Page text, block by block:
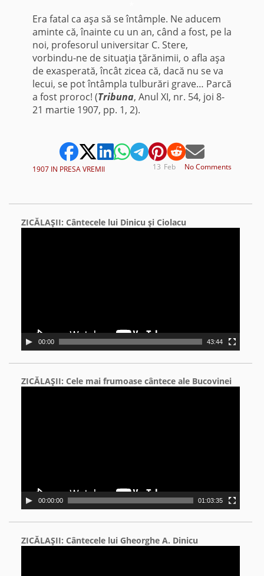
Era fatal ca aşa să se întâmple. Ne aducem
aminte că, înainte cu un an, când a fost, pe la
noi, profesorul universitar C. Stere,
vorbindu-ne de situaţia ţărănimii, o afla aşa
de exasperată, încât zicea că, dacă nu se va
lecui, se pot întâmpla tulburări grave… Parcă
a fost proroc! (Tribuna, Anul XI, nr. 54, joi 8-
21 martie 1907, pp. 1, 2).
1907 IN PRESA VREMII No Comments
Feb
13
ZICĂLAŞII: Cântecele lui Dinicu şi Ciolacu
00:00 43:44
ZICĂLAŞII: Cele mai frumoase cântece ale Bucovinei
00:00:00 01:03:35
ZICĂLAŞII: Cântecele lui Gheorghe A. Dinicu